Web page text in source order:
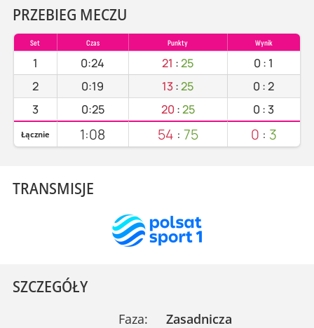
PRZEBIEG MECZU
Set Czas Punkty Wynik
1 0:24 21 :25 0 : 1
2
0:19 13:25 0 :2
3
0:25 20 :25 0 :3
Łącznie 1:08 54 : 75 0 : 3
TRANSMISJE
SZCZEGÓŁY
Faza:
Zasadnicza